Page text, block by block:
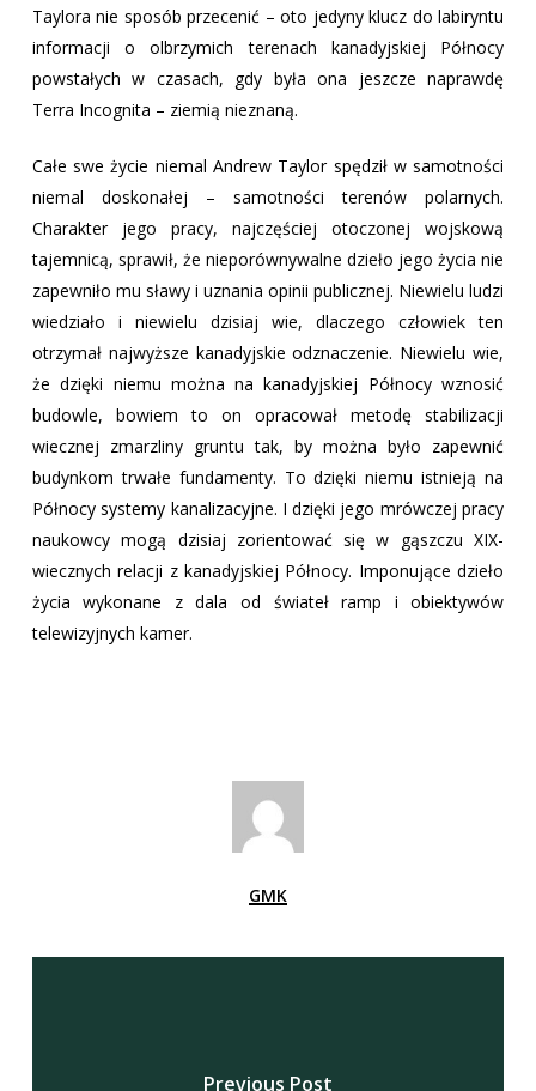
No products in the cart.
Go To Shop
Taylora nie sposób przecenić – oto jedyny klucz do labiryntu
informacji o olbrzymich terenach kanadyjskiej Północy
powstałych w czasach, gdy była ona jeszcze naprawdę
Terra Incognita – ziemią nieznaną.
Całe swe życie niemal Andrew Taylor spędził w samotności
niemal doskonałej – samotności terenów polarnych.
Charakter jego pracy, najczęściej otoczonej wojskową
tajemnicą, sprawił, że nieporównywalne dzieło jego życia nie
zapewniło mu sławy i uznania opinii publicznej. Niewielu ludzi
wiedziało i niewielu dzisiaj wie, dlaczego człowiek ten
otrzymał najwyższe kanadyjskie odznaczenie. Niewielu wie,
że dzięki niemu można na kanadyjskiej Północy wznosić
budowle, bowiem to on opracował metodę stabilizacji
wiecznej zmarzliny gruntu tak, by można było zapewnić
budynkom trwałe fundamenty. To dzięki niemu istnieją na
Północy systemy kanalizacyjne. I dzięki jego mrówczej pracy
naukowcy mogą dzisiaj zorientować się w gąszczu XIX-
wiecznych relacji z kanadyjskiej Północy. Imponujące dzieło
życia wykonane z dala od świateł ramp i obiektywów
telewizyjnych kamer.
GMK
Previous Post